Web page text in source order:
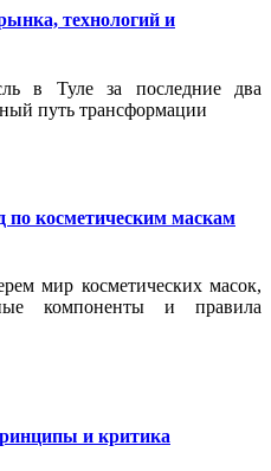
технологий и
в Туле за последние два
путь трансформации
по косметическим маскам
мир косметических масок,
компоненты и правила
и критика